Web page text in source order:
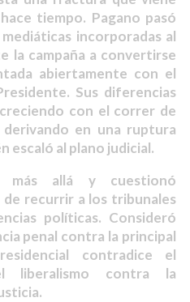
tiempo. Pagano pasó
incorporadas al
la campaña a convertirse
abiertamente con el
Sus diferencias
con el correr de
en una ruptura
escaló al plano judicial.
más allá y cuestionó
recurrir a los tribunales
políticas. Consideró
penal contra la principal
contradice el
liberalismo contra la